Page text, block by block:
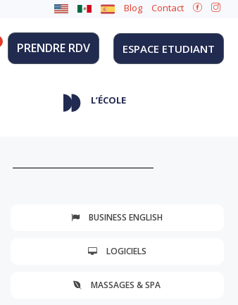
Blog Contact
PRENDRE RDV ESPACE ETUDIANT
L’ÉCOLE
BUSINESS ENGLISH
LOGICIELS
MASSAGES & SPA